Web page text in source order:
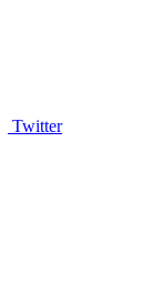
Twitter